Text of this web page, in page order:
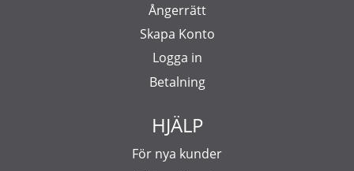
Ångerrätt
Skapa Konto
Logga in
Betalning
HJÄLP
För nya kunder